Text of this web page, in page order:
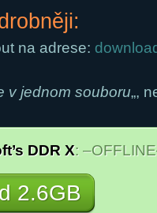
na adrese:
v jednom souboru„,
DDR X:
2.6GB